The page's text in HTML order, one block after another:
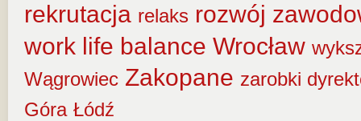
rekrutacja relaks rozwój
work life balance Wrocław
Wągrowiec Zakopane zarobki
Góra Łódź